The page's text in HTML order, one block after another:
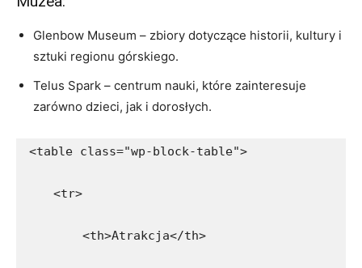
Glenbow Museum – zbiory dotyczące historii, kultury i
sztuki regionu górskiego.
Telus Spark – centrum nauki, które zainteresuje
zarówno dzieci, jak i dorosłych.
<table class="wp-block-table">
    <tr>
        <th>Atrakcja</th>